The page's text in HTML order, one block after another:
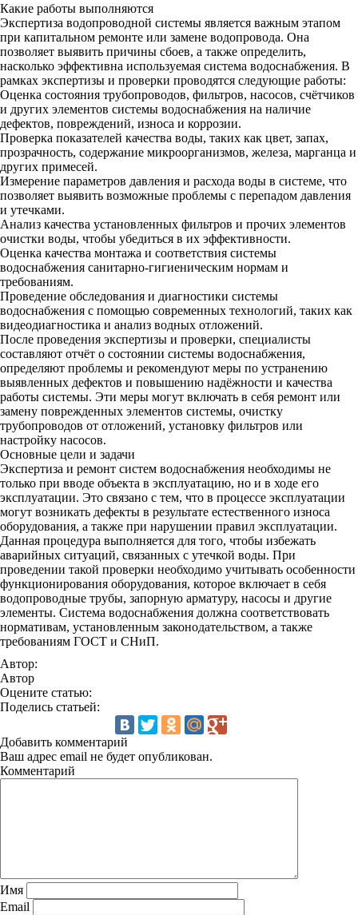
Какие работы выполняются
Экспертиза водопроводной системы является важным этапом
при капитальном ремонте или замене водопровода. Она
позволяет выявить причины сбоев, а также определить,
насколько эффективна используемая система водоснабжения. В
рамках экспертизы и проверки проводятся следующие работы:
Оценка состояния трубопроводов, фильтров, насосов, счётчиков
и других элементов системы водоснабжения на наличие
дефектов, повреждений, износа и коррозии.
Проверка показателей качества воды, таких как цвет, запах,
прозрачность, содержание микроорганизмов, железа, марганца и
других примесей.
Измерение параметров давления и расхода воды в системе, что
позволяет выявить возможные проблемы с перепадом давления
и утечками.
Анализ качества установленных фильтров и прочих элементов
очистки воды, чтобы убедиться в их эффективности.
Оценка качества монтажа и соответствия системы
водоснабжения санитарно-гигиеническим нормам и
требованиям.
Проведение обследования и диагностики системы
водоснабжения с помощью современных технологий, таких как
видеодиагностика и анализ водных отложений.
После проведения экспертизы и проверки, специалисты
составляют отчёт о состоянии системы водоснабжения,
определяют проблемы и рекомендуют меры по устранению
выявленных дефектов и повышению надёжности и качества
работы системы. Эти меры могут включать в себя ремонт или
замену поврежденных элементов системы, очистку
трубопроводов от отложений, установку фильтров или
настройку насосов.
Основные цели и задачи
Экспертиза и ремонт систем водоснабжения необходимы не
только при вводе объекта в эксплуатацию, но и в ходе его
эксплуатации. Это связано с тем, что в процессе эксплуатации
могут возникать дефекты в результате естественного износа
оборудования, а также при нарушении правил эксплуатации.
Данная процедура выполняется для того, чтобы избежать
аварийных ситуаций, связанных с утечкой воды. При
проведении такой проверки необходимо учитывать особенности
функционирования оборудования, которое включает в себя
водопроводные трубы, запорную арматуру, насосы и другие
элементы. Система водоснабжения должна соответствовать
нормативам, установленным законодательством, а также
требованиям ГОСТ и СНиП.
Автор:
Автор
Оцените статью:
Поделись статьей:
Добавить комментарий
Ваш адрес email не будет опубликован.
Комментарий
Имя
Email